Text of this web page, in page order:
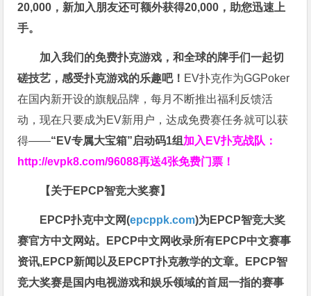
20,000，新加入朋友还可额外获得20,000，助您迅速上
手。
加入我们的免费扑克游戏，和全球的牌手们一起切
磋技艺，感受扑克游戏的乐趣吧！ EV扑克作为GGPoker
在国内新开设的旗舰品牌，每月不断推出福利反馈活
动，现在只要成为EV新用户，达成免费赛任务就可以获
得——“EV专属大宝箱”启动码1组 加入EV扑克战队：
http://evpk8.com/96088再送4张免费门票！
【关于EPCP智竞大奖赛】
EPCP扑克中文网(epcppk.com)为EPCP智竞大奖
赛官方中文网站。EPCP中文网收录所有EPCP中文赛事
资讯,EPCP新闻以及EPCPT扑克教学的文章。EPCP智
竞大奖赛是国内电视游戏和娱乐领域的首屈一指的赛事